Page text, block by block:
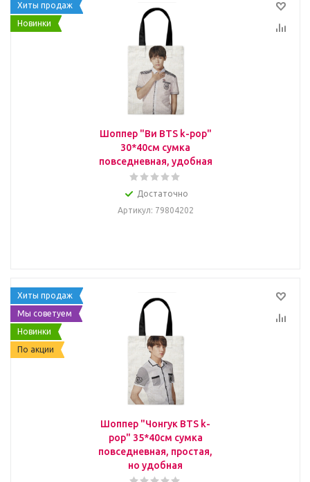
Хиты продаж
Новинки
Шоппер "Ви BTS k-pop"
30*40см сумка
повседневная, удобная
Достаточно
Артикул: 79804202
Хиты продаж
Мы советуем
Новинки
По акции
Шоппер "Чонгук BTS k-
pop" 35*40см сумка
повседневная, простая,
но удобная